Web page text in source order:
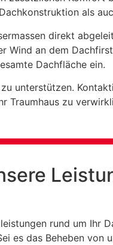
als
direkt
Wind an dem
Dachfläche ein.
unterstützen.
Traumhaus zu
rund um Ihr
es das Beheben von